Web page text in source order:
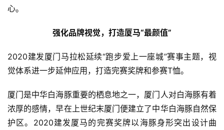
心。
强化品牌视觉，打造厦马“最颜值”
2020建发厦门马拉松延续“跑步爱上一座城”赛事主题，视
觉体系进一步延伸应用，打造完赛奖牌和参赛T恤。
厦门是中华白海豚重要的栖息地之一，厦门人对白海豚有着
浓厚的感情，早在上世纪末厦门便建立了中华白海豚自然保
护区。2020建发厦马的完赛奖牌以海豚身形突出设计曲